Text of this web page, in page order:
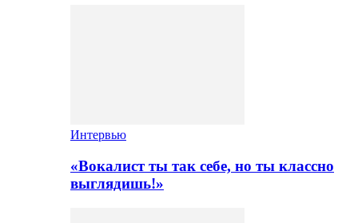
Интервью
«Вокалист ты так себе, но ты классно
выглядишь!»